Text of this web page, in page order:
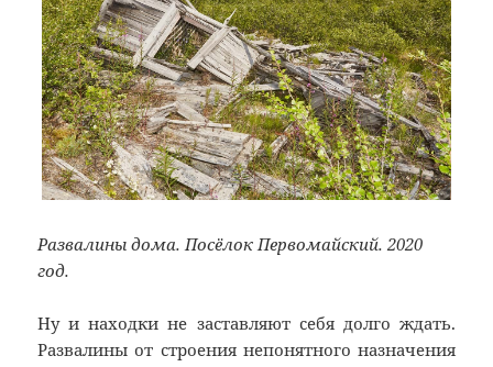
Развалины дома. Посёлок Первомайский. 2020
год.
Ну и находки не заставляют себя долго ждать.
Развалины от строения непонятного назначения